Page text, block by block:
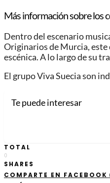
Más información sobre los
Dentro del escenario
Originarios de Murcia, este
escénica. A lo largo de su
El grupo Viva Sueciason
Te puede interesar
TOTAL
0
SHARES
COMPARTE EN FACEBOOK